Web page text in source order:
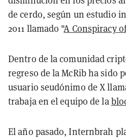
de cerdo, según un estudio
2011 llamado "A Conspiracy
Dentro de la comunidad
regreso de la McRib ha sido
usuario seudónimo de X
trabaja en el equipo de la
El año pasado, Internbrah